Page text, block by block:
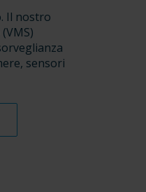
Il nostro
sensori